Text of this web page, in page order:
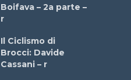
Boifava – 2a parte –
r
Il Ciclismo di
Brocci: Davide
Cassani – r